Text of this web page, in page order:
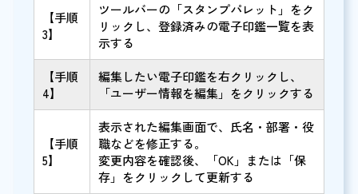
【手順
3】
ツールバーの「スタンプパレット」をク
リックし、登録済みの電子印鑑一覧を表
示する
【手順
4】
編集したい電子印鑑を右クリックし、
「ユーザー情報を編集」をクリックする
【手順
5】
表示された編集画面で、氏名・部署・役
職などを修正する。
変更内容を確認後、「OK」または「保
存」をクリックして更新する